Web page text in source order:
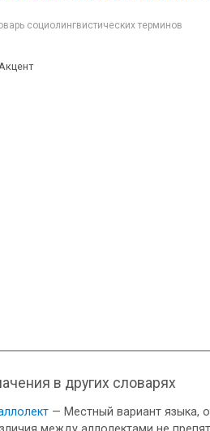
социолингвистических терминов
в других словарях
— Местный вариант языка,